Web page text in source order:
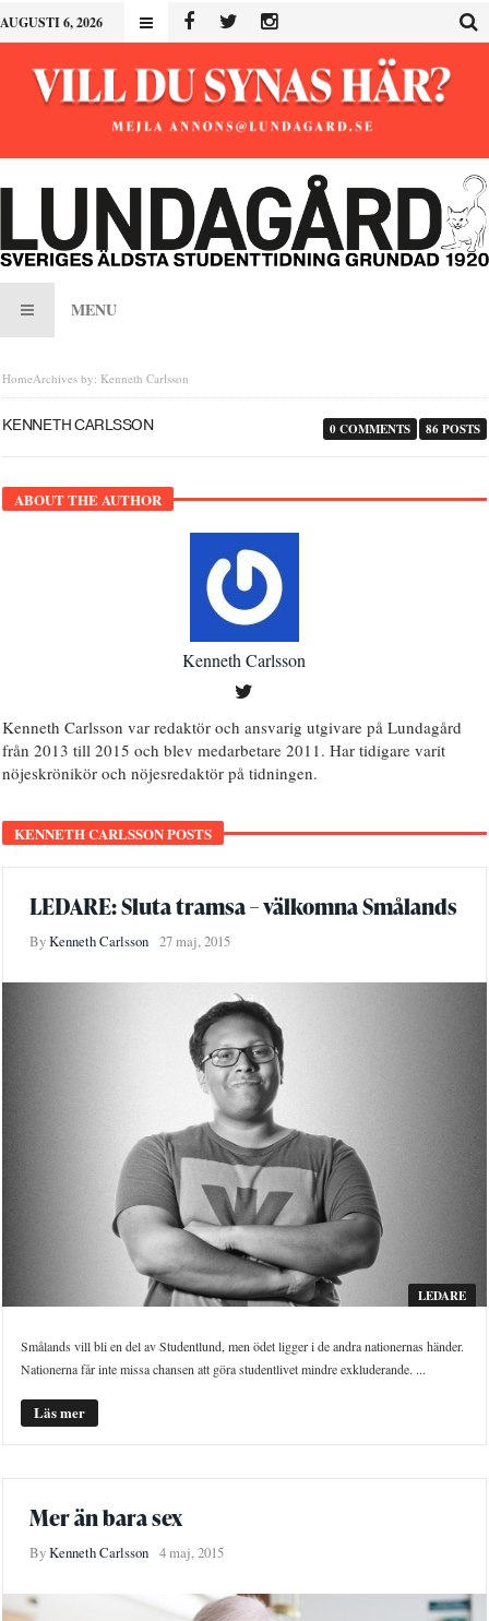
AUGUSTI 6, 2026
MENU
HomeArchives by: Kenneth Carlsson
KENNETH CARLSSON 86 POSTS
0 COMMENTS
ABOUT THE AUTHOR
Kenneth Carlsson
Kenneth Carlsson var redaktör och ansvarig utgivare på Lundagård
från 2013 till 2015 och blev medarbetare 2011. Har tidigare varit
nöjeskrönikör och nöjesredaktör på tidningen.
KENNETH CARLSSON POSTS
LEDARE: Sluta tramsa – välkomna Smålands
ByKenneth Carlsson 27 maj, 2015
LEDARE
Smålands vill bli en del av Studentlund, men ödet ligger i de andra nationernas händer.
Nationerna får inte missa chansen att göra studentlivet mindre exkluderande. ...
Läs mer
Mer än bara sex
ByKenneth Carlsson 4 maj, 2015